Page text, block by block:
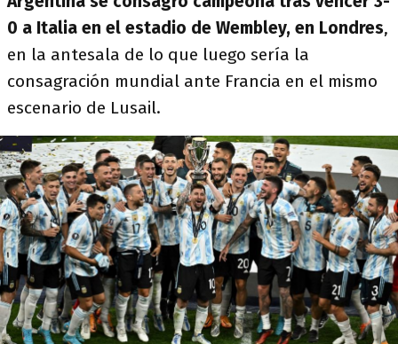
0 a Italia en el estadio de Wembley, en Londres,
en la antesala de lo que luego sería la
consagración mundial ante Francia en el mismo
escenario de Lusail.